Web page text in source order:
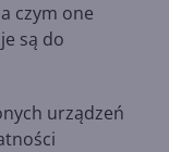
czym one
są do
urządzeń